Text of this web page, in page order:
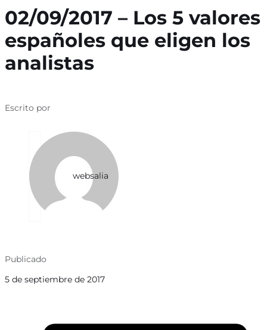
02/09/2017 – Los 5 valores
españoles que eligen los
analistas
Escrito por
websalia
Publicado
5 de septiembre de 2017